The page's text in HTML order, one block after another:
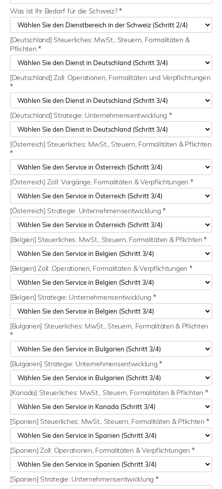
Was ist Ihr Bedarf für die Schweiz?*
[Deutschland] Steuerliches: MwSt., Steuern, Formalitäten &
Pflichten*
[Deutschland] Zoll: Operationen, Formalitäten und Verpflichtungen
*
[Deutschland] Strategie: Unternehmensentwicklung *
[Österreich] Steuerliches: MwSt., Steuern, Formalitäten & Pflichten
*
[Österreich] Zoll: Vorgänge, Formalitäten & Verpflichtungen *
[Österreich] Strategie: Unternehmensentwicklung*
[Belgien] Steuerliches: MwSt., Steuern, Formalitäten & Pflichten*
[Belgien] Zoll: Operationen, Formalitäten & Verpflichtungen *
[Belgien] Strategie: Unternehmensentwicklung *
[Bulgarien] Steuerliches: MwSt., Steuern, Formalitäten & Pflichten
*
[Bulgarien] Strategie: Unternehmensentwicklung*
[Kanada] Steuerliches: MwSt., Steuern, Formalitäten & Pflichten *
[Spanien] Steuerliches: MwSt., Steuern, Formalitäten & Pflichten*
[Spanien] Zoll: Operationen, Formalitäten & Verpflichtungen *
[Spanien] Strategie: Unternehmensentwicklung *